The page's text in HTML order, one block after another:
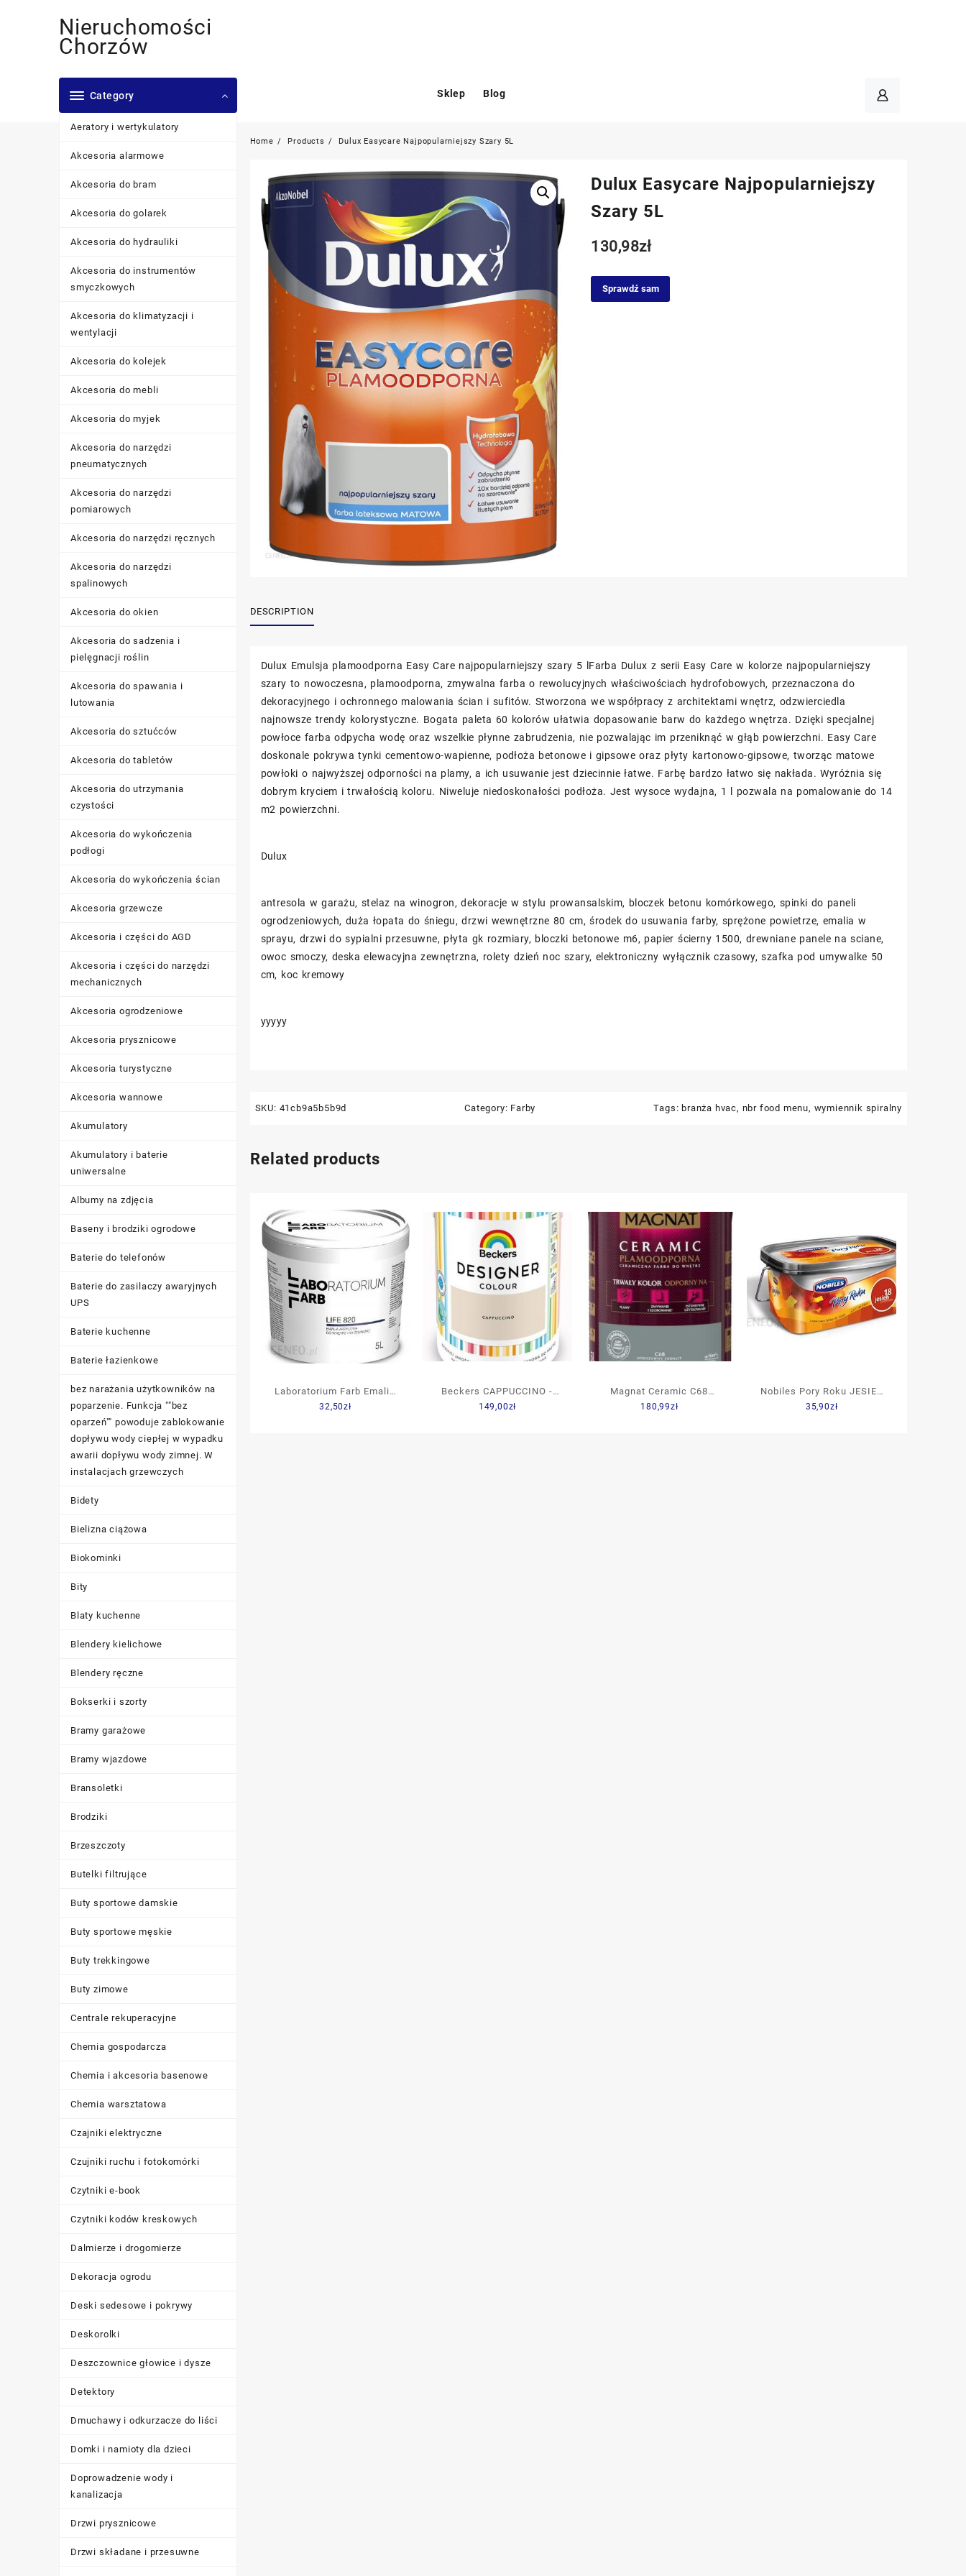
Nieruchomości
Chorzów
Category
Aeratory i wertykulatory
Akcesoria alarmowe
Akcesoria do bram
Akcesoria do golarek
Akcesoria do hydrauliki
Akcesoria do instrumentów
smyczkowych
Akcesoria do klimatyzacji i
wentylacji
Akcesoria do kolejek
Akcesoria do mebli
Akcesoria do myjek
Akcesoria do narzędzi
pneumatycznych
Akcesoria do narzędzi
pomiarowych
Akcesoria do narzędzi ręcznych
Akcesoria do narzędzi
spalinowych
Akcesoria do okien
Akcesoria do sadzenia i
pielęgnacji roślin
Akcesoria do spawania i
lutowania
Akcesoria do sztućców
Akcesoria do tabletów
Akcesoria do utrzymania
czystości
Akcesoria do wykończenia
podłogi
Akcesoria do wykończenia ścian
Akcesoria grzewcze
Akcesoria i części do AGD
Akcesoria i części do narzędzi
mechanicznych
Akcesoria ogrodzeniowe
Akcesoria prysznicowe
Akcesoria turystyczne
Akcesoria wannowe
Akumulatory
Akumulatory i baterie
uniwersalne
Albumy na zdjęcia
Baseny i brodziki ogrodowe
Baterie do telefonów
Baterie do zasilaczy awaryjnych
UPS
Baterie kuchenne
Baterie łazienkowe
bez narażania użytkowników na
poparzenie. Funkcja ""bez
oparzeń"" powoduje zablokowanie
dopływu wody ciepłej w wypadku
awarii dopływu wody zimnej. W
instalacjach grzewczych
Bidety
Bielizna ciążowa
Biokominki
Bity
Blaty kuchenne
Blendery kielichowe
Blendery ręczne
Bokserki i szorty
Bramy garażowe
Bramy wjazdowe
Bransoletki
Brodziki
Brzeszczoty
Butelki filtrujące
Buty sportowe damskie
Buty sportowe męskie
Buty trekkingowe
Buty zimowe
Centrale rekuperacyjne
Chemia gospodarcza
Chemia i akcesoria basenowe
Chemia warsztatowa
Czajniki elektryczne
Czujniki ruchu i fotokomórki
Czytniki e-book
Czytniki kodów kreskowych
Dalmierze i drogomierze
Dekoracja ogrodu
Deski sedesowe i pokrywy
Deskorolki
Deszczownice głowice i dysze
Detektory
Dmuchawy i odkurzacze do liści
Domki i namioty dla dzieci
Doprowadzenie wody i
kanalizacja
Drzwi prysznicowe
Drzwi składane i przesuwne
Sklep Blog
Home Products Dulux Easycare Najpopularniejszy Szary 5L
Dulux Easycare Najpopularniejszy
Szary 5L
130,98zł
Sprawdź sam
DESCRIPTION
Dulux Emulsja plamoodporna Easy Care najpopularniejszy szary 5 lFarba Dulux z serii Easy Care w kolorze najpopularniejszy
szary to nowoczesna, plamoodporna, zmywalna farba o rewolucyjnych właściwościach hydrofobowych, przeznaczona do
dekoracyjnego i ochronnego malowania ścian i sufitów. Stworzona we współpracy z architektami wnętrz, odzwierciedla
najnowsze trendy kolorystyczne. Bogata paleta 60 kolorów ułatwia dopasowanie barw do każdego wnętrza. Dzięki specjalnej
powłoce farba odpycha wodę oraz wszelkie płynne zabrudzenia, nie pozwalając im przeniknąć w głąb powierzchni. Easy Care
doskonale pokrywa tynki cementowo-wapienne, podłoża betonowe i gipsowe oraz płyty kartonowo-gipsowe, tworząc matowe
powłoki o najwyższej odporności na plamy, a ich usuwanie jest dziecinnie łatwe. Farbę bardzo łatwo się nakłada. Wyróżnia się
dobrym kryciem i trwałością koloru. Niweluje niedoskonałości podłoża. Jest wysoce wydajna, 1 l pozwala na pomalowanie do 14
m2 powierzchni.
Dulux
antresola w garażu, stelaz na winogron, dekoracje w stylu prowansalskim, bloczek betonu komórkowego, spinki do paneli
ogrodzeniowych, duża łopata do śniegu, drzwi wewnętrzne 80 cm, środek do usuwania farby, sprężone powietrze, emalia w
sprayu, drzwi do sypialni przesuwne, płyta gk rozmiary, bloczki betonowe m6, papier ścierny 1500, drewniane panele na sciane,
owoc smoczy, deska elewacyjna zewnętrzna, rolety dzień noc szary, elektroniczny wyłącznik czasowy, szafka pod umywalke 50
cm, koc kremowy
yyyyy
SKU: 41cb9a5b5b9d Category: Farby Tags: branża hvac, nbr food menu, wymiennik spiralny
Related products
Laboratorium Farb Emalia
Akrylowal Ife 820 Biały
32,50zł
Beckers CAPPUCCINO -
Designer Vggfrg Helmatt [5]
149,00zł
Magnat Ceramic C68
Intensywny Sodalit 5L
180,99zł
Nobiles Pory Roku JESIEń
Brzoskwiniowa 2,5L
35,90zł